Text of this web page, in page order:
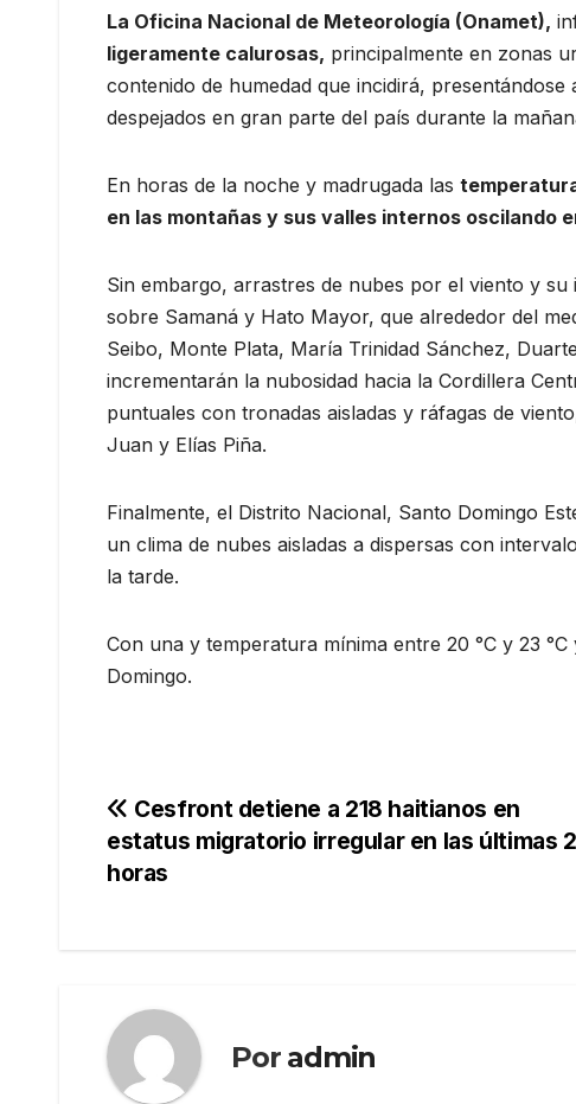
La Oficina Nacional de Meteorología (Onamet),
ligeramente calurosas, principalmente en zonas
contenido de humedad que incidirá,
despejados en gran parte del país durante la
En horas de la noche y madrugada las
en las montañas y sus valles internos oscilando
Sin embargo, arrastres de nubes por el viento y
sobre Samaná y Hato Mayor, que alrededor del
Seibo, Monte Plata, María Trinidad Sánchez,
incrementarán la nubosidad hacia la Cordillera
puntuales con tronadas aisladas y ráfagas de
Juan y Elías Piña.
Finalmente, el Distrito Nacional, Santo Domingo
un clima de nubes aisladas a dispersas con
la tarde.
Con una y temperatura mínima entre 20 °C y 23
Domingo.
Navegación
de
Cesfront detiene a 218 haitianos en
estatus migratorio irregular en las últimas
horas
Por admin